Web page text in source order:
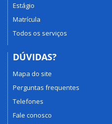
Estágio
Matrícula
Todos os serviços
DÚVIDAS?
Mapa do site
Perguntas frequentes
Telefones
Fale conosco